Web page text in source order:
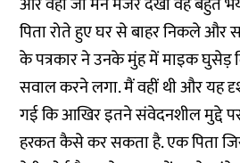
पिता रोते हुए घर से बाहर निकले
के पत्रकार ने उनके मुंह में माइक घुसेड़
सवाल करने लगा. मैं वहीं थी और यह
गई कि आखिर इतने संवेदनशील मुद्दे
हरकत कैसे कर सकता है. एक पिता